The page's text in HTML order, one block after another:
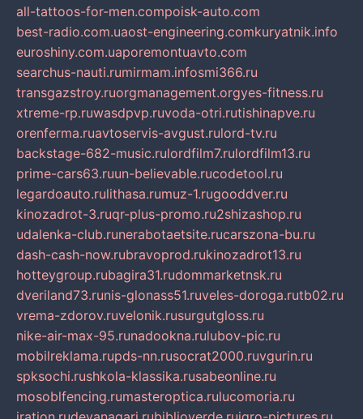
all-tattoos-for-men.compoisk-auto.com
best-radio.com.uaost-engineering.comkuryatnik.info
euroshiny.com.uaporemontuavto.com
searchus-nauti.rumirmam.infosmi366.ru
transgazstroy.ruorgmanagement.orgyes-fitness.ru
xtreme-rp.ruwasdpvp.ruvoda-otri.rutishinapve.ru
orenferma.ruavtoservis-avgust.rulord-tv.ru
backstage-682-music.rulordfilm7.rulordfilm13.ru
prime-cars63.ruun-believable.rucodetool.ru
legardoauto.rulithasa.rumuz-1.rugooddver.ru
kinozadrot-3.ruqr-plus-promo.ru2shizashop.ru
udalenka-club.runerabotaetsite.rucarszona-bu.ru
dash-cash-now.rubravoprod.rukinozadrot13.ru
hotteygroup.rubagira31.rudommarketnsk.ru
dveriland73.runis-glonass51.ruveles-doroga.rutb02.ru
vrema-zdorov.ruvelonik.rusurgutgloss.ru
nike-air-max-95.runadookna.rulubov-pic.ru
mobilreklama.rupds-nn.rusocrat2000.ruvgurin.ru
spksochi.rushkola-klassika.rusabeonline.ru
mosoblfencing.rumasteroptica.rulucomoria.ru